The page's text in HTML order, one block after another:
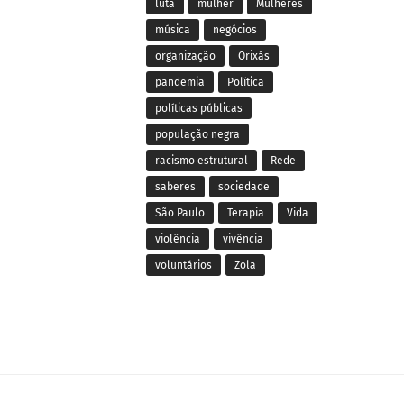
luta mulher Mulheres
música negócios
organização Orixás
pandemia Política
políticas públicas
população negra
racismo estrutural Rede
saberes sociedade
São Paulo Terapia Vida
violência vivência
voluntários Zola